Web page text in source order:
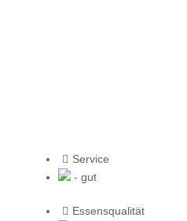
Service
- gut
Essensqualität